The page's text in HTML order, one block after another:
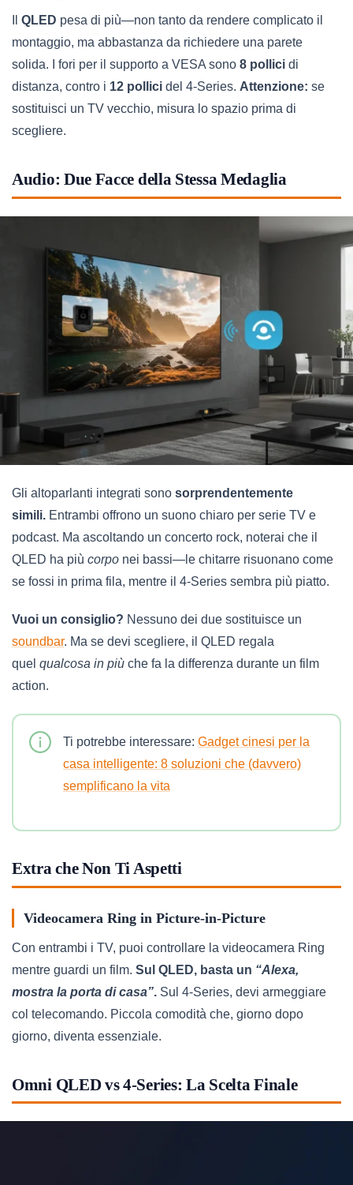
QLED pesa di più—non tanto da rendere complicato il
montaggio, ma abbastanza da richiedere una parete
solida. I fori per il supporto a VESA sono 8 pollici di
distanza, contro i 12 pollici del 4-Series. Attenzione: se
sostituisci un TV vecchio, misura lo spazio prima di
scegliere.
Audio: Due Facce della Stessa Medaglia
Gli altoparlanti integrati sono sorprendentemente
simili. Entrambi offrono un suono chiaro per serie TV e
podcast. Ma ascoltando un concerto rock, noterai che il
QLED ha più corpo nei bassi—le chitarre risuonano come
se fossi in prima fila, mentre il 4-Series sembra più piatto.
Vuoi un consiglio? Nessuno dei due sostituisce un
soundbar. Ma se devi scegliere, il QLED regala
quel qualcosa in più che fa la differenza durante un film
action.
Ti potrebbe interessare: Gadget cinesi per la
casa intelligente: 8 soluzioni che (davvero)
semplificano la vita
Extra che Non Ti Aspetti
Videocamera Ring in Picture-in-Picture
Con entrambi i TV, puoi controllare la videocamera Ring
mentre guardi un film. Sul QLED, basta un “Alexa,
mostra la porta di casa”. Sul 4-Series, devi armeggiare
col telecomando. Piccola comodità che, giorno dopo
giorno, diventa essenziale.
Omni QLED vs 4-Series: La Scelta Finale